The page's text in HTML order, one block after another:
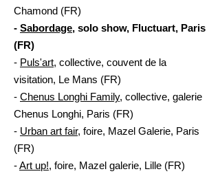
Chamond (FR)
- Sabordage, solo show, Fluctuart, Paris
(FR)
- Puls'art, collective, couvent de la
visitation, Le Mans (FR)
- Chenus Longhi Family, collective, galerie
Chenus Longhi, Paris (FR)
​- Urban art fair, foire, Mazel Galerie, Paris
(FR)
-Art up!, foire, Mazel galerie, Lille (FR)